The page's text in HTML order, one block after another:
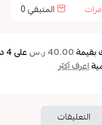
مرات المتبقي0
بقيمة40.00 ر.س على4
اعرف أكثر
التعليقات